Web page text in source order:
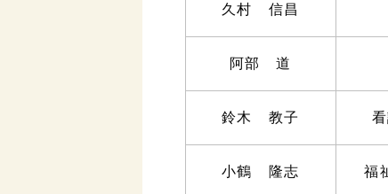
久村 信昌
阿部 道
鈴木 教子
小鶴 隆志 福